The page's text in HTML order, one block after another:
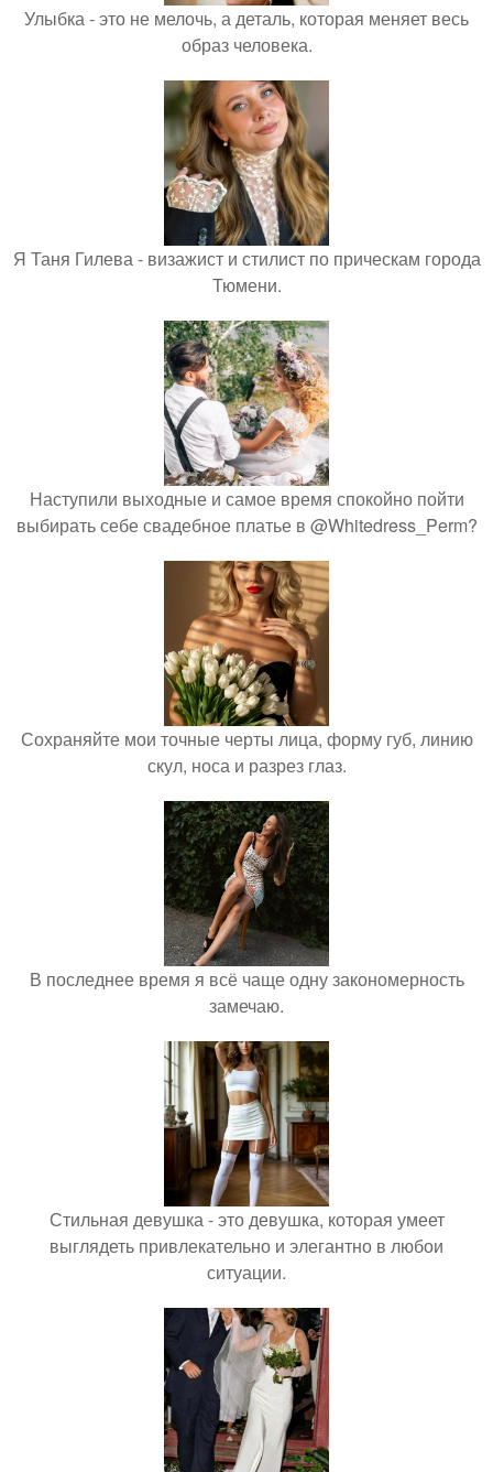
Улыбка - это не мелочь, а деталь, которая меняет весь
образ человека.
Я Таня Гилева - визажист и стилист по прическам города
Тюмени.
Наступили выходные и самое время спокойно пойти
выбирать себе свадебное платье в @Whitedress_Perm?
Сохраняйте мои точные черты лица, форму губ, линию
скул, носа и разрез глаз.
В последнее время я всё чаще одну закономерность
замечаю.
Стильная девушка - это девушка, которая умеет
выглядеть привлекательно и элегантно в любои
ситуации.